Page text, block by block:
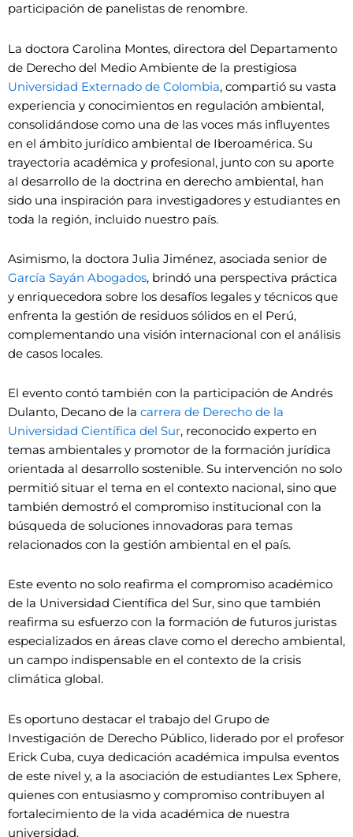
participación de panelistas de renombre.
La doctora Carolina Montes, directora del Departamento
de Derecho del Medio Ambiente de la prestigiosa
Universidad Externado de Colombia, compartió su vasta
experiencia y conocimientos en regulación ambiental,
consolidándose como una de las voces más influyentes
en el ámbito jurídico ambiental de Iberoamérica. Su
trayectoria académica y profesional, junto con su aporte
al desarrollo de la doctrina en derecho ambiental, han
sido una inspiración para investigadores y estudiantes en
toda la región, incluido nuestro país.
Asimismo, la doctora Julia Jiménez, asociada senior de
García Sayán Abogados, brindó una perspectiva práctica
y enriquecedora sobre los desafíos legales y técnicos que
enfrenta la gestión de residuos sólidos en el Perú,
complementando una visión internacional con el análisis
de casos locales.
El evento contó también con la participación de Andrés
Dulanto, Decano de la carrera de Derecho de la
Universidad Científica del Sur, reconocido experto en
temas ambientales y promotor de la formación jurídica
orientada al desarrollo sostenible. Su intervención no solo
permitió situar el tema en el contexto nacional, sino que
también demostró el compromiso institucional con la
búsqueda de soluciones innovadoras para temas
relacionados con la gestión ambiental en el país.
Este evento no solo reafirma el compromiso académico
de la Universidad Científica del Sur, sino que también
reafirma su esfuerzo con la formación de futuros juristas
especializados en áreas clave como el derecho ambiental,
un campo indispensable en el contexto de la crisis
climática global.
Es oportuno destacar el trabajo del Grupo de
Investigación de Derecho Público, liderado por el profesor
Erick Cuba, cuya dedicación académica impulsa eventos
de este nivel y, a la asociación de estudiantes Lex Sphere,
quienes con entusiasmo y compromiso contribuyen al
fortalecimiento de la vida académica de nuestra
universidad.